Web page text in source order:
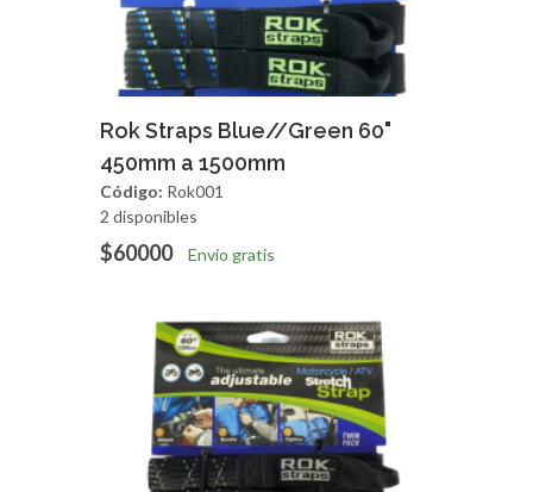
Agregar Vista Rapida
Rok Straps Blue//Green 60"
450mm a 1500mm
Código: Rok001
2 disponibles
$60000 Envío gratis